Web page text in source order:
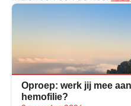
Oproep: werk jij mee
hemofilie?